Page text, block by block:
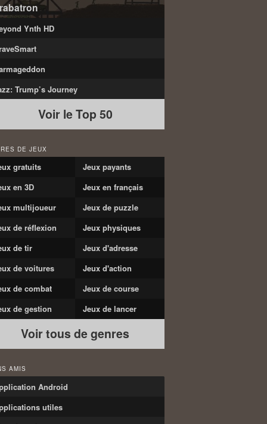
Ynth HD
Trump’s Journey
Voir le Top 50
DE JEUX
gratuits
Jeux payants
en 3D
Jeux en français
multijoueur
Jeux de puzzle
de réflexion
Jeux physiques
de tir
Jeux d'adresse
de voitures
Jeux d'action
de combat
Jeux de course
de gestion
Jeux de lancer
Voir tous de genres
AMIS
Android
utiles